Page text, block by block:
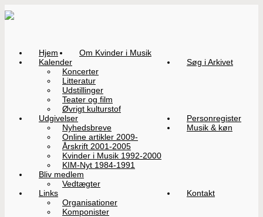
Hjem
Om Kvinder i Musik
Kalender
Koncerter
Litteratur
Udstillinger
Teater og film
Øvrigt kulturstof
Søg i Arkivet
Udgivelser
Nyhedsbreve
Online artikler 2009-
Årskrift 2001-2005
Kvinder i Musik 1992-2000
KIM-Nyt 1984-1991
Personregister
Musik & køn
Bliv medlem
Vedtægter
Links
Organisationer
Komponister
Kontakt